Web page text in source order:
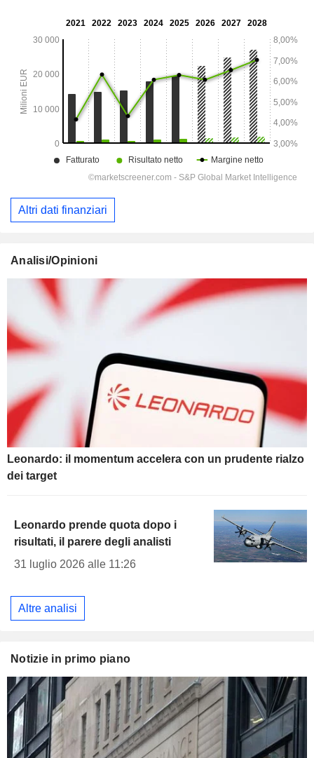
Altri dati finanziari
Analisi/Opinioni
Leonardo: il momentum accelera con un prudente rialzo
dei target
Leonardo prende quota dopo i
risultati, il parere degli analisti
31 luglio 2026 alle 11:26
Altre analisi
Notizie in primo piano